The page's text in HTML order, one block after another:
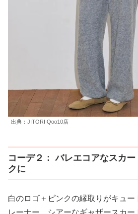
出典：JITORI Qoo10店
コーデ２： バレエコアなスカ
クに
白のロゴ＋ピンクの縁取りがキュー